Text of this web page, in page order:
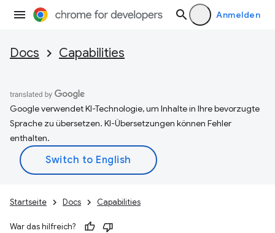
Anmelden
Docs Capabilities
Google verwendet KI-Technologie, um Inhalte in Ihre bevorzugte
Sprache zu übersetzen. KI-Übersetzungen können Fehler
enthalten.
Startseite Docs Capabilities
War das hilfreich?